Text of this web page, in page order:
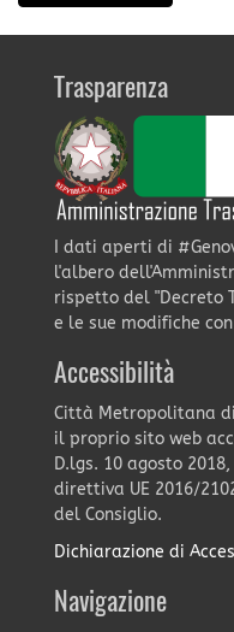
Trasparenza
I dati aperti di
l'albero
rispetto del "Decreto
e le sue modifiche
Accessibilità
Città Metropolitana
il proprio sito web
D.lgs. 10 agosto
direttiva UE 2016/
del Consiglio.
Dichiarazione di
Navigazione